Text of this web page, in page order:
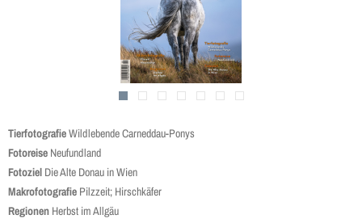
TierfotografieWildlebende Carneddau-Ponys
Fotoreise Neufundland
Fotoziel Die Alte Donau in Wien
Makrofotografie Pilzzeit; Hirschkäfer
Regionen Herbst im Allgäu